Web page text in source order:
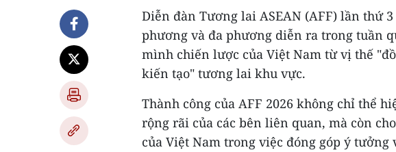
Diễn đàn Tương lai ASEAN (AFF) lần thứ
phương và đa phương diễn ra trong tuần
mình chiến lược của Việt Nam từ vị thế
kiến tạo" tương lai khu vực.
Thành công của AFF 2026 không chỉ thể
rộng rãi của các bên liên quan, mà còn
của Việt Nam trong việc đóng góp ý